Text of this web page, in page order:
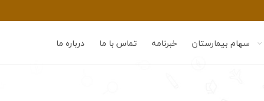
سهام بیمارستان خبرنامه تماس با ما درباره ما